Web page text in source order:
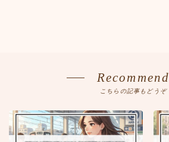
Recommend
こちらの記事もどうぞ